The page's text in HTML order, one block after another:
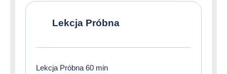
Lekcja Próbna
Lekcja Próbna 60 min